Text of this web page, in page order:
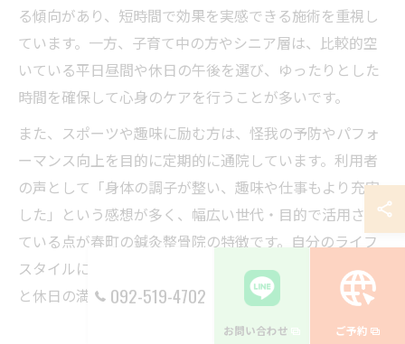
る傾向があり、短時間で効果を実感できる施術を重視し
ています。一方、子育て中の方やシニア層は、比較的空
いている平日昼間や休日の午後を選び、ゆったりとした
時間を確保して心身のケアを行うことが多いです。
また、スポーツや趣味に励む方は、怪我の予防やパフォ
ーマンス向上を目的に定期的に通院しています。利用者
の声として「身体の調子が整い、趣味や仕事もより充実
した」という感想が多く、幅広い世代・目的で活用され
ている点が春町の鍼灸整骨院の特徴です。自分のライフ
スタイルに合った利用方法を見つけることが、健康維持
と休日の満足度向上につながります。
092-519-4702
お問い合わせ ご予約